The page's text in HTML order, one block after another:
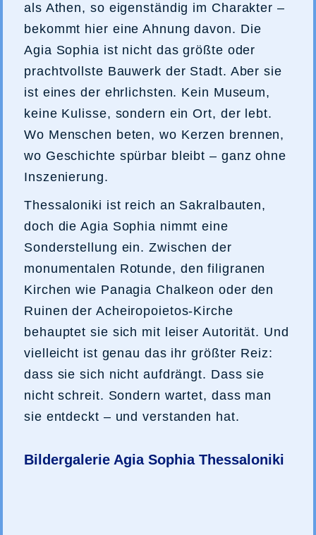
als Athen, so eigenständig im Charakter –
bekommt hier eine Ahnung davon. Die
Agia Sophia ist nicht das größte oder
prachtvollste Bauwerk der Stadt. Aber sie
ist eines der ehrlichsten. Kein Museum,
keine Kulisse, sondern ein Ort, der lebt.
Wo Menschen beten, wo Kerzen brennen,
wo Geschichte spürbar bleibt – ganz ohne
Inszenierung.
Thessaloniki ist reich an Sakralbauten,
doch die Agia Sophia nimmt eine
Sonderstellung ein. Zwischen der
monumentalen Rotunde, den filigranen
Kirchen wie Panagia Chalkeon oder den
Ruinen der Acheiropoietos-Kirche
behauptet sie sich mit leiser Autorität. Und
vielleicht ist genau das ihr größter Reiz:
dass sie sich nicht aufdrängt. Dass sie
nicht schreit. Sondern wartet, dass man
sie entdeckt – und verstanden hat.
Bildergalerie Agia Sophia Thessaloniki